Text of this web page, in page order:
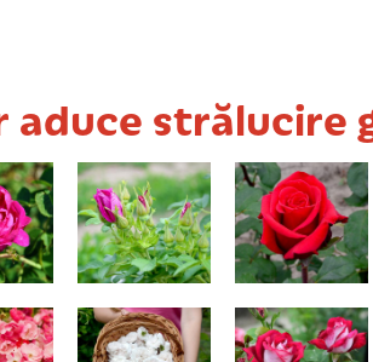
aduce strălucire
de
Rugosa de
dulceaţă
Red Berlin
Madame Hardy Anis